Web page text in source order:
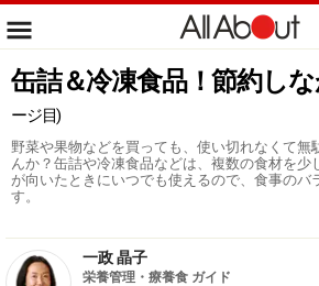
缶詰＆冷凍食品！節約し
ージ目)
野菜や果物などを買っても、使い切れなくて無
んか？缶詰や冷凍食品などは、複数の食材を少
が向いたときにいつでも使えるので、食事のバ
す。
一政 晶子
栄養管理・療養食 ガイド